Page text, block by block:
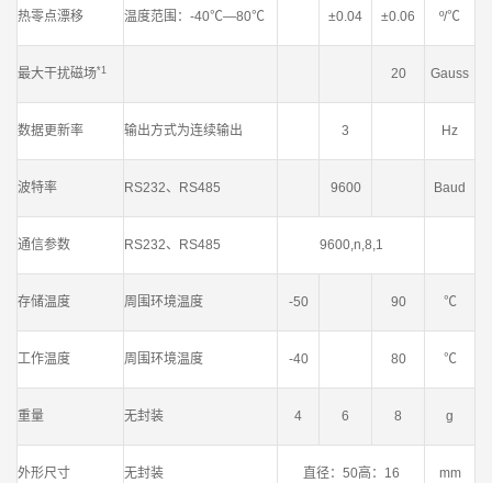
热零点漂移 温度范围：-40℃—80℃ ±0.04 ±0.06 º/℃
最大干扰磁场*1 20 Gauss
数据更新率 输出方式为连续输出 3 Hz
波特率 RS232、RS485 9600 Baud
通信参数 RS232、RS485 9600,n,8,1
存储温度 周围环境温度 -50 90 ℃
工作温度 周围环境温度 -40 80 ℃
重量 无封装 4 6 8 g
外形尺寸 无封装 直径：50高：16 mm